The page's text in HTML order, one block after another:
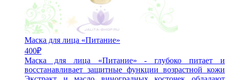
Маска для лица «Питание»
400₽
Маска для лица «Питание» - глубоко питает и
восстанавливает защитные функции возрастной кожи